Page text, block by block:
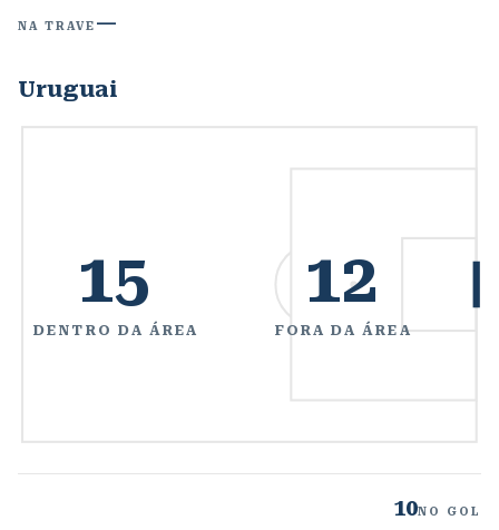
NA TRAVE —
Uruguai
15
DENTRO DA ÁREA
12
FORA DA ÁREA
10NO GOL